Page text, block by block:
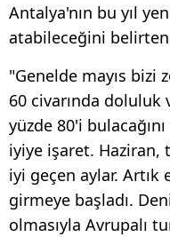
Antalya'nın bu yıl
atabileceğini
"Genelde mayıs bizi
60 civarında doluluk
yüzde 80'i
iyiye işaret. Haziran,
iyi geçen aylar.
girmeye başladı.
olmasıyla Avrupalı